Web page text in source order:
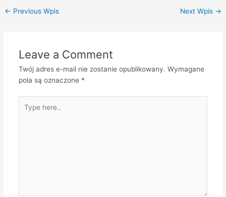
← Previous Wpis Next Wpis →
Leave a Comment
Twój adres e-mail nie zostanie opublikowany. Wymagane
pola są oznaczone *
here..